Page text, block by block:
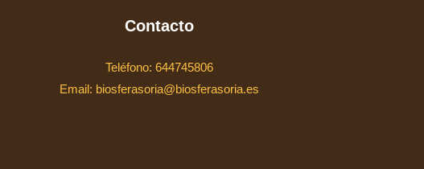
Contacto
Teléfono: 644745806
Email: biosferasoria@biosferasoria.es